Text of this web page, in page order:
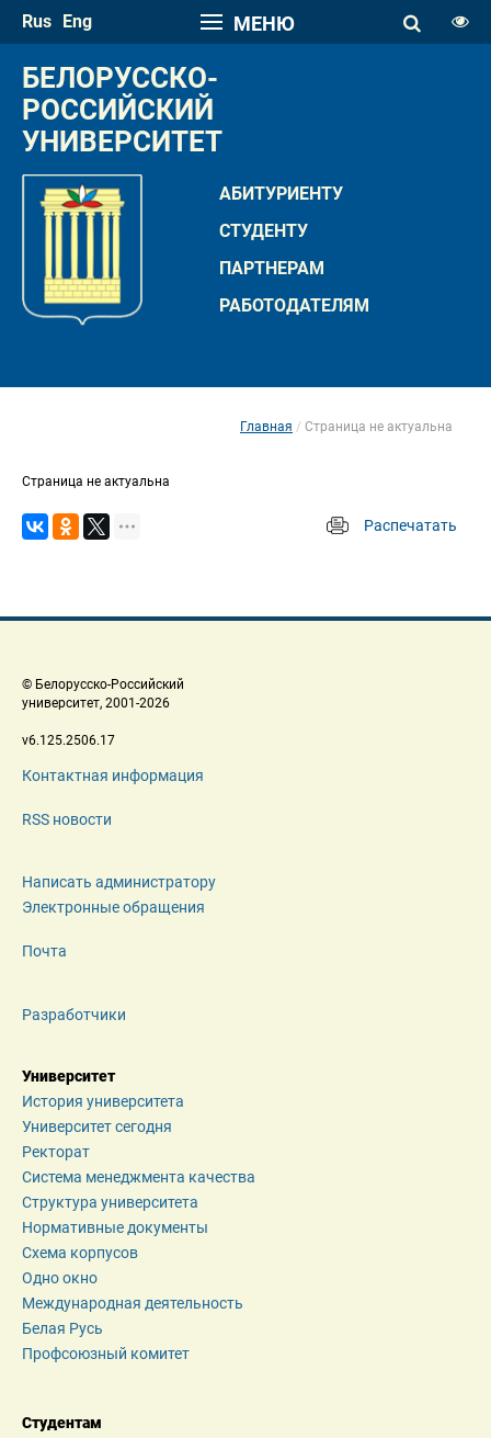
РАЗМЕР ШРИФТА
AA
ИНТЕРВАЛ
AA
ПАЛИТРА ЦВЕТОВ
A A A
ИЗОБРАЖЕНИЯ
Скрыть панель Обычная версия сайта
БЕЛОРУССКО-
РОССИЙСКИЙ
УНИВЕРСИТЕТ
Rus Eng
АБИТУРИЕНТУ
СТУДЕНТУ
ПАРТНЕРАМ
РАБОТОДАТЕЛЯМ
МЕНЮ
Главная Страница не актуальна
Страница не актуальна
Распечатать
© Белорусско-Российский
университет, 2001-2026
v6.125.2506.17
Контактная информация
RSS новости
Написать администратору
Электронные обращения
Почта
Разработчики
Университет
История университета
Университет сегодня
Ректорат
Система менеджмента качества
Структура университета
Нормативные документы
Схема корпусов
Одно окно
Международная деятельность
Белая Русь
Профсоюзный комитет
Студентам